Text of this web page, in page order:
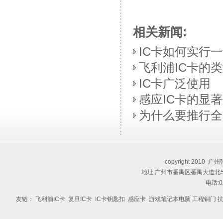
相关新闻:
IC卡如何实行
飞利浦IC卡的
IC卡广泛使用
感应IC卡的显
为什么要推行
copyright 2010 广州
地址:广州市番禺区番禺大道
电话
友链： 飞利浦IC卡 复旦IC卡 IC卡钥匙扣 感应卡 游戏笔记本电脑 工程铜门